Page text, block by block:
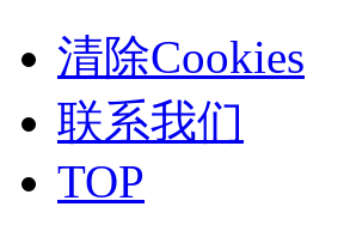
清除Cookies
联系我们
TOP